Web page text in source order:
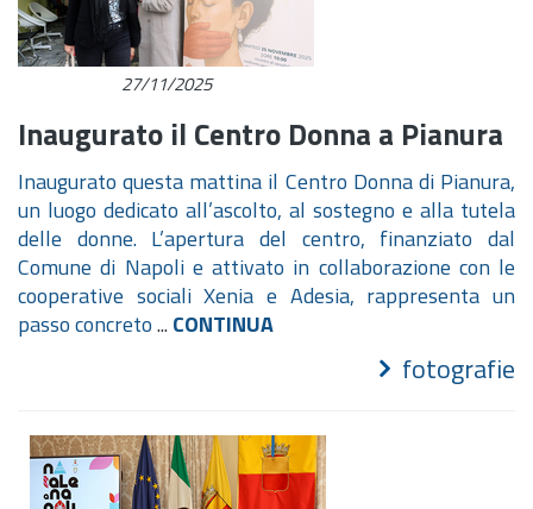
27/11/2025
Inaugurato il Centro Donna a Pianura
Inaugurato questa mattina il Centro Donna di Pianura,
un luogo dedicato all’ascolto, al sostegno e alla tutela
delle donne. L’apertura del centro, finanziato dal
Comune di Napoli e attivato in collaborazione con le
cooperative sociali Xenia e Adesia, rappresenta un
passo concreto... CONTINUA
fotografie